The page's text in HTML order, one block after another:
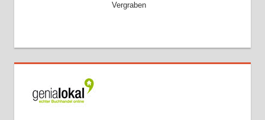
Vergraben